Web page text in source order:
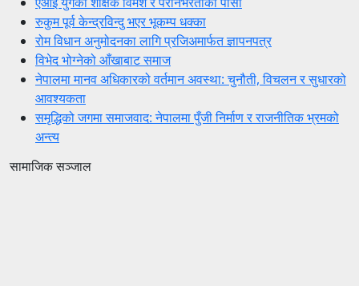
रुकुम पूर्व केन्द्रविन्दु भएर भूकम्प धक्का
रोम विधान अनुमोदनका लागि प्रजिअमार्फत ज्ञापनपत्र
विभेद भोग्नेको आँखाबाट समाज
नेपालमा मानव अधिकारको वर्तमान अवस्था: चुनौती, विचलन र सुधारको
आवश्यकता
समृद्धिको जगमा समाजवाद: नेपालमा पुँजी निर्माण र राजनीतिक भ्रमको
अन्त्य
सामाजिक सञ्जाल